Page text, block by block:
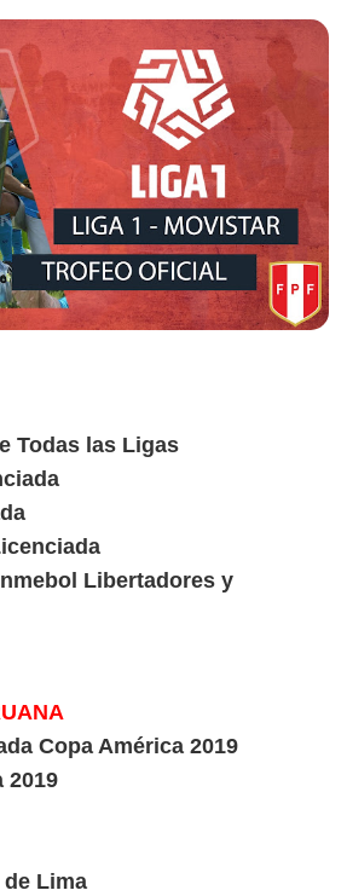
Todas las Ligas
Libertadores y
Copa América 2019
2019
Lima